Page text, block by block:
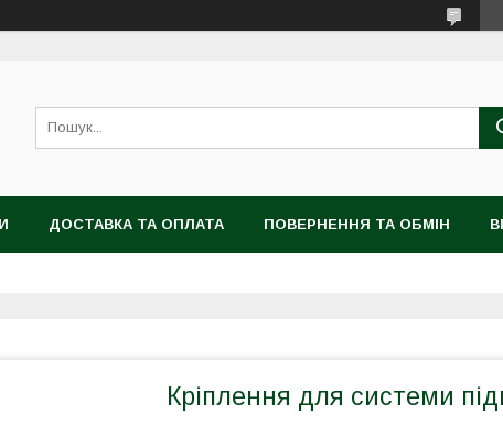
ДОСТАВКА ТА ОПЛАТА ПОВЕРНЕННЯ ТА ОБМІН
Кріплення для системи